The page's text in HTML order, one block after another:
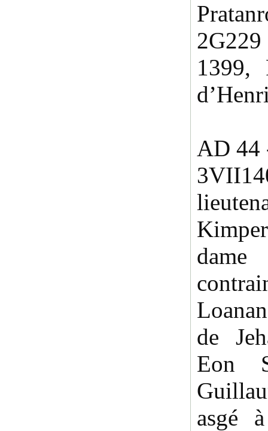
2G229
1399,
AD 44
de
Eon
asgé